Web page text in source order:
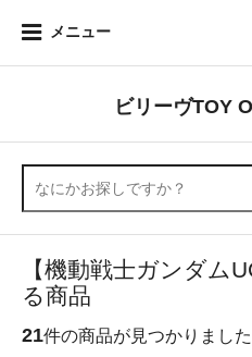
メニュー
ビリーヴTOY
【機動戦士ガンダム
る商品
21件の商品が見つかりました